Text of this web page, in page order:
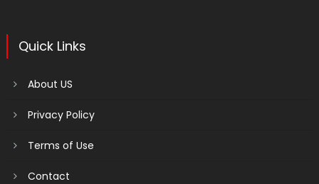
Quick Links
About US
Privacy Policy
Terms of Use
Contact